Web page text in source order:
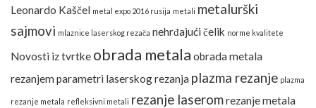
Leonardo Kaščel metal expo 2016 rusija metali metalurški
sajmovi mlaznice laserskog rezača nehrđajući čelik norme kvalitete
Novosti iz tvrtke obrada metala obrada metala
rezanjem parametri laserskog rezanja plazma rezanje plazma
rezanje metala refleksivni metali rezanje laseromrezanje metala